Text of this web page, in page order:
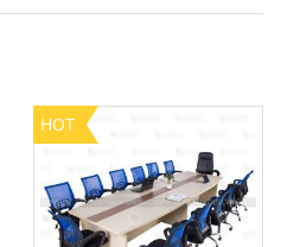
HOT